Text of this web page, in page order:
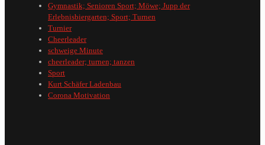
Gymnastik; Senioren Sport; Möwe; Jupp der
Erlebnisbiergarten; Sport; Turnen
Turnier
Cheerleader
schweige Minute
cheerleader; turnen; tanzen
Sport
Kurt Schäfer Ladenbau
Corona Motivation